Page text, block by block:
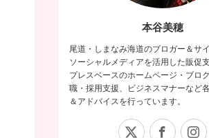
本谷美穂
尾道・しまなみ海道のブロガー＆サイ
ソーシャルメディアを活用した販促
プレスベースのホームページ・ブロ
職・採用支援、ビジネスマナーなど
＆アドバイスを行っています。
Facebook